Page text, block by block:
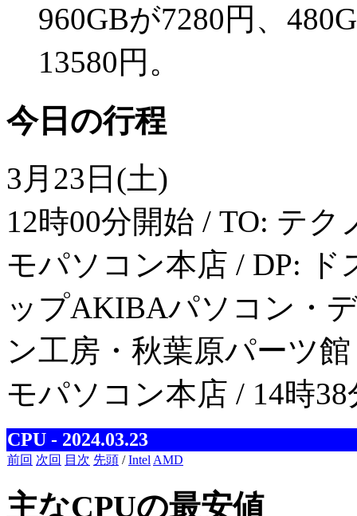
960GBが7280円、
13580円。
今日の行程
3月23日(土)
12時00分開始 / TO: テ
モパソコン本店 / DP: ド
ップAKIBAパソコン・
ン工房・秋葉原パーツ
モパソコン本店 / 14時
CPU - 2024.03.23
前回 次回 目次 先頭 /Intel AMD
主なCPUの最安値